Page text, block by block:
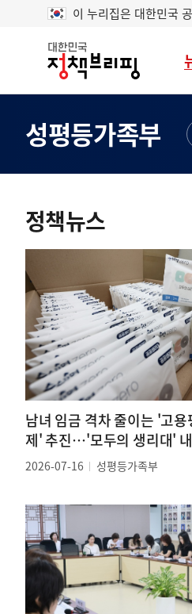
이 누리집은 대한민국
대
민
정
책
리
성평등가족부
텐
츠
영
역
정책뉴스
남녀 임금 격차 줄이는 '고용
제' 추진…'모두의 생리대'
확대
2026-07-16 성평등가족부